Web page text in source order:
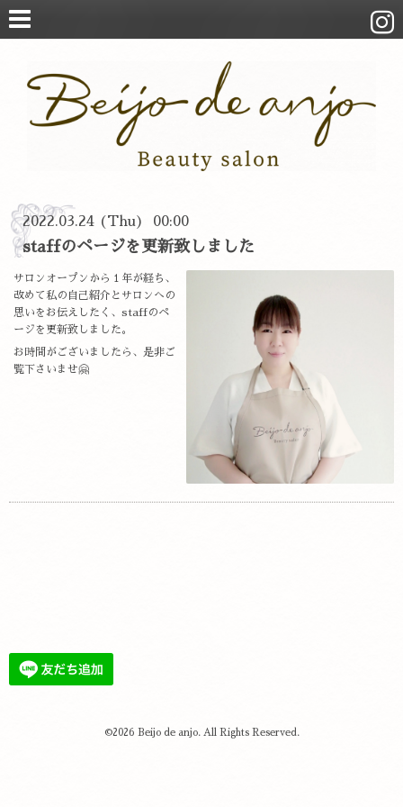
2022.03.24 (Thu) 00:00
staffのページを更新致しました
サロンオープンから１年が経ち、
改めて私の自己紹介とサロンへの
思いをお伝えしたく、staffのペ
ージを更新致しました。
お時間がございましたら、是非ご
覧下さいませ🤗
©2026 Beijo de anjo. All Rights Reserved.